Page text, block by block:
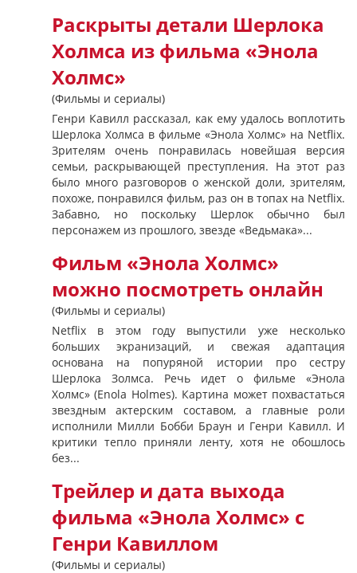
Раскрыты детали Шерлока
Холмса из фильма «Энола
Холмс»
(Фильмы и сериалы)
Генри Кавилл рассказал, как ему удалось воплотить
Шерлока Холмса в фильме «Энола Холмс» на Netflix.
Зрителям очень понравилась новейшая версия
семьи, раскрывающей преступления. На этот раз
было много разговоров о женской доли, зрителям,
похоже, понравился фильм, раз он в топах на Netflix.
Забавно, но поскольку Шерлок обычно был
персонажем из прошлого, звезде «Ведьмака»...
Фильм «Энола Холмс»
можно посмотреть онлайн
(Фильмы и сериалы)
Netflix в этом году выпустили уже несколько
больших экранизаций, и свежая адаптация
основана на попуряной истории про сестру
Шерлока Золмса. Речь идет о фильме «Энола
Холмс» (Enola Holmes). Картина может похвастаться
звездным актерским составом, а главные роли
исполнили Милли Бобби Браун и Генри Кавилл. И
критики тепло приняли ленту, хотя не обошлось
без...
Трейлер и дата выхода
фильма «Энола Холмс» с
Генри Кавиллом
(Фильмы и сериалы)